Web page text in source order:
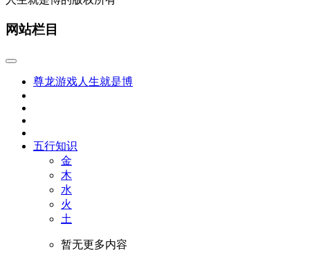
网站栏目
尊龙游戏人生就是博
五行知识
金
木
水
火
土
暂无更多内容